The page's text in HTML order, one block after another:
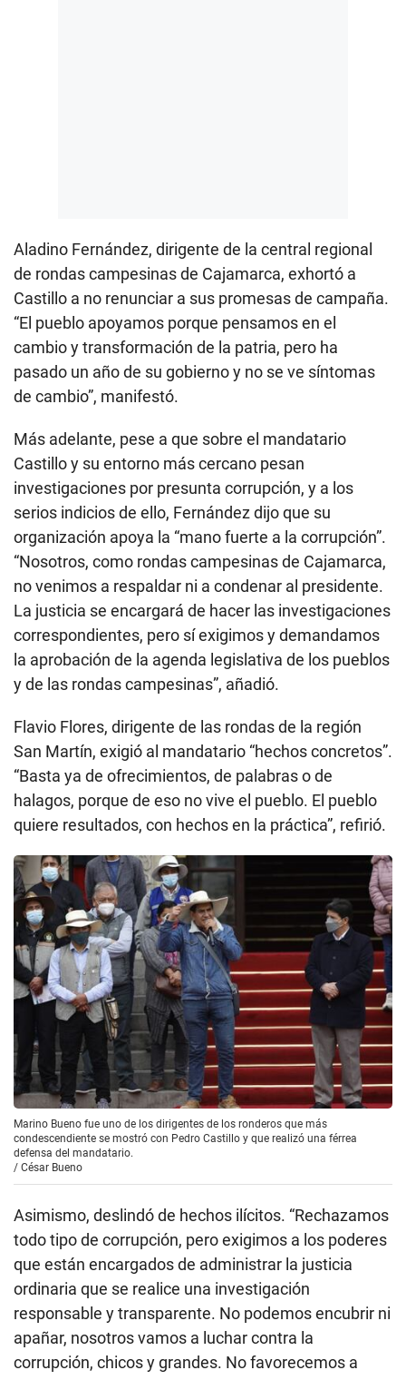
Aladino Fernández, dirigente de la central regional
de rondas campesinas de Cajamarca, exhortó a
Castillo a no renunciar a sus promesas de campaña.
“El pueblo apoyamos porque pensamos en el
cambio y transformación de la patria, pero ha
pasado un año de su gobierno y no se ve síntomas
de cambio”, manifestó.
Más adelante, pese a que sobre el mandatario
Castillo y su entorno más cercano pesan
investigaciones por presunta corrupción, y a los
serios indicios de ello, Fernández dijo que su
organización apoya la “mano fuerte a la corrupción”.
“Nosotros, como rondas campesinas de Cajamarca,
no venimos a respaldar ni a condenar al presidente.
La justicia se encargará de hacer las investigaciones
correspondientes, pero sí exigimos y demandamos
la aprobación de la agenda legislativa de los pueblos
y de las rondas campesinas”, añadió.
Flavio Flores, dirigente de las rondas de la región
San Martín, exigió al mandatario “hechos concretos”.
“Basta ya de ofrecimientos, de palabras o de
halagos, porque de eso no vive el pueblo. El pueblo
quiere resultados, con hechos en la práctica”, refirió.
Marino Bueno fue uno de los dirigentes de los ronderos que más
condescendiente se mostró con Pedro Castillo y que realizó una férrea
defensa del mandatario.
/ César Bueno
Asimismo, deslindó de hechos ilícitos. “Rechazamos
todo tipo de corrupción, pero exigimos a los poderes
que están encargados de administrar la justicia
ordinaria que se realice una investigación
responsable y transparente. No podemos encubrir ni
apañar, nosotros vamos a luchar contra la
corrupción, chicos y grandes. No favorecemos a